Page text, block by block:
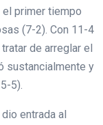
primer tiempo
(7-2). Con 11-4
de arreglar el
sustancialmente y
5).
entrada al